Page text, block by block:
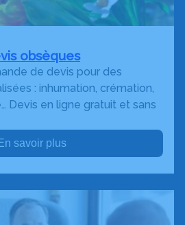
obsèques
de devis pour des
: inhumation, crémation,
Devis en ligne gratuit et sans
En savoir plus